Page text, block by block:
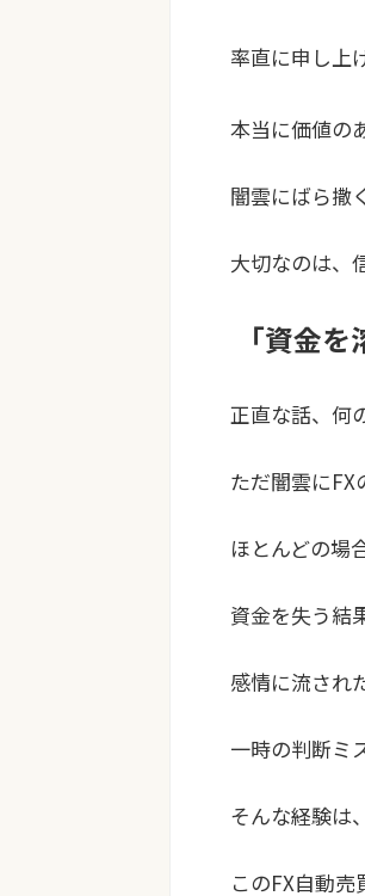
率直に申し上
本当に価値の
闇雲にばら撒
大切なのは、
「資金
正直な話、何
ただ闇雲にFX
ほとんどの場合
資金を失う結
感情に流され
一時の判断ミ
そんな経験は
このFX自動売